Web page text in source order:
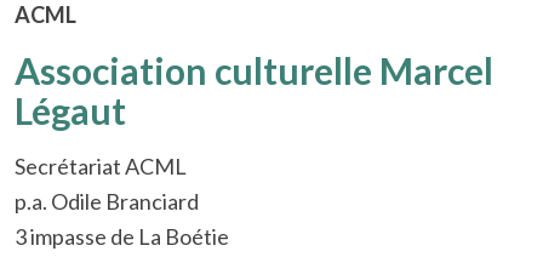
ACML
Association culturelle Marcel
Légaut
Secrétariat ACML
p.a. Odile Branciard
3 impasse de La Boétie